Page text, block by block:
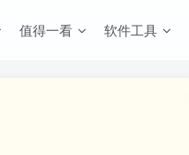
值得一看 软件工具